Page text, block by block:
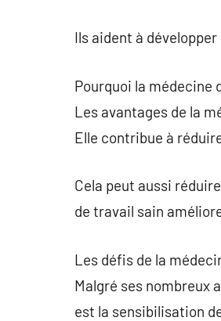
Ils aident à
Pourquoi la médecine
Les avantages de la
Elle contribue à
Cela peut aussi
de travail sain
Les défis de la
Malgré ses nombreux
est la sensibilisation